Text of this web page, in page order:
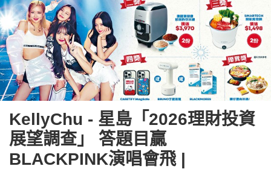
KellyChu - 星島「2026理財投資
展望調查」 答題目贏
BLACKPINK演唱會飛 |